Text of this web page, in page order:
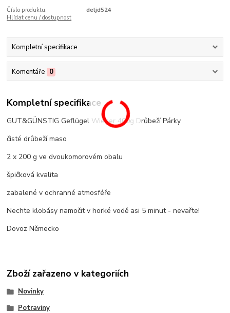
Číslo produktu:
deljd524
Hlídat cenu / dostupnost
Kompletní specifikace
Komentáře 0
Kompletní specifikace
GUT&GÜNSTIG Geflügel Wiener 400g Drůbeží Párky
čisté drůbeží maso
2 x 200 g ve dvoukomorovém obalu
špičková kvalita
zabalené v ochranné atmosféře
Nechte klobásy namočit v horké vodě asi 5 minut - nevařte!
Dovoz Německo
Zboží zařazeno v kategoriích
Novinky
Potraviny